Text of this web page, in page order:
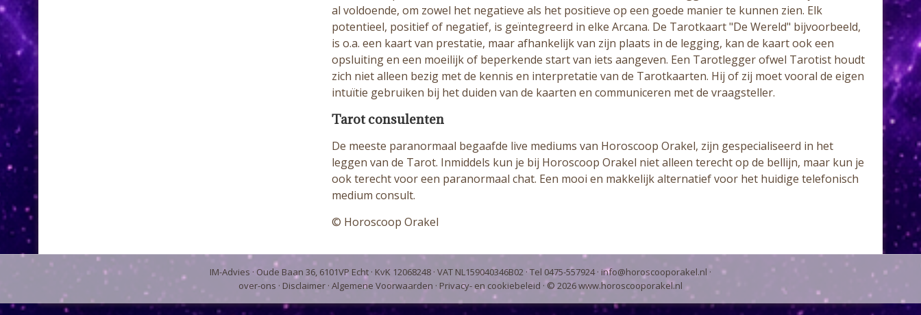
al voldoende, om zowel het negatieve als het positieve op een goede manier te kunnen zien. Elk
potentieel, positief of negatief, is geïntegreerd in elke Arcana. De Tarotkaart "De Wereld" bijvoorbeeld,
is o.a. een kaart van prestatie, maar afhankelijk van zijn plaats in de legging, kan de kaart ook een
opsluiting en een moeilijk of beperkende start van iets aangeven. Een Tarotlegger ofwel Tarotist houdt
zich niet alleen bezig met de kennis en interpretatie van de Tarotkaarten. Hij of zij moet vooral de eigen
intuïtie gebruiken bij het duiden van de kaarten en communiceren met de vraagsteller.
Tarot consulenten
De meeste paranormaal begaafde live mediums van Horoscoop Orakel, zijn gespecialiseerd in het
leggen van de Tarot. Inmiddels kun je bij Horoscoop Orakel niet alleen terecht op de bellijn, maar kun je
ook terecht voor een paranormaal chat. Een mooi en makkelijk alternatief voor het huidige telefonisch
medium consult.
© Horoscoop Orakel
IM-Advies · Oude Baan 36, 6101VP Echt · KvK 12068248 · VAT NL159040346B02 · Tel 0475-557924 · info@horoscooporakel.nl ·
over-ons · Disclaimer · Algemene Voorwaarden · Privacy- en cookiebeleid · © 2026www.horoscooporakel.nl